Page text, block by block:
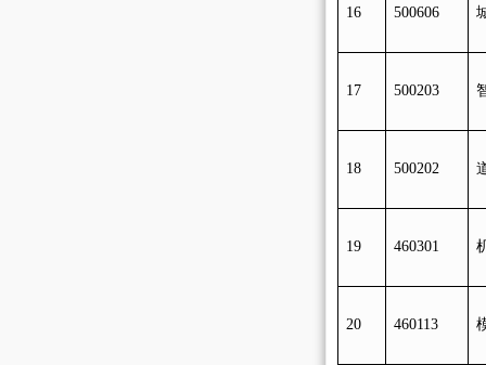
16 500606
17 500203
18 500202
19 460301
20 460113